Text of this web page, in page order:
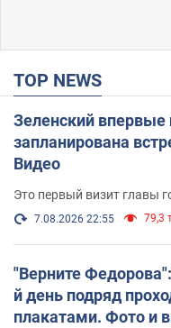
TOP NEWS
Зеленский
запланирована
Видео
Это первый визит главы
7.08.2026 22:55 79,3
"Верните
й день подряд
плакатами. Фото и